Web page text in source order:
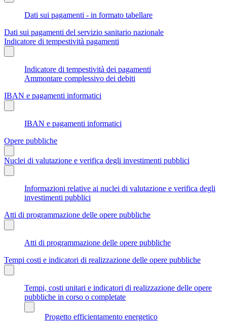
Dati sui pagamenti - in formato tabellare
Dati sui pagamenti del servizio sanitario nazionale
Indicatore di tempestività pagamenti
Indicatore di tempestività dei pagamenti
Ammontare complessivo dei debiti
IBAN e pagamenti informatici
IBAN e pagamenti informatici
Opere pubbliche
Nuclei di valutazione e verifica degli investimenti pubblici
Informazioni relative ai nuclei di valutazione e verifica degli
investimenti pubblici
Atti di programmazione delle opere pubbliche
Atti di programmazione delle opere pubbliche
Tempi costi e indicatori di realizzazione delle opere pubbliche
Tempi, costi unitari e indicatori di realizzazione delle opere
pubbliche in corso o completate
Progetto efficientamento energetico